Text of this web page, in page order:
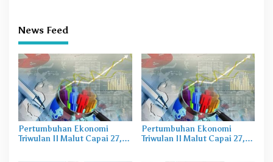
News Feed
Pertumbuhan Ekonomi
Triwulan II Malut Capai 27,74
Pertumbuhan Ekonomi
Triwulan II Malut Capai 27,74